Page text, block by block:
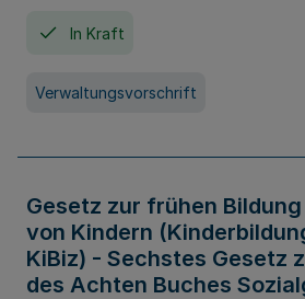
In Kraft
Verwaltungsvorschrift
Gesetz zur frühen
von Kindern
KiBiz) - Sechstes Gesetz
des Achten Buches